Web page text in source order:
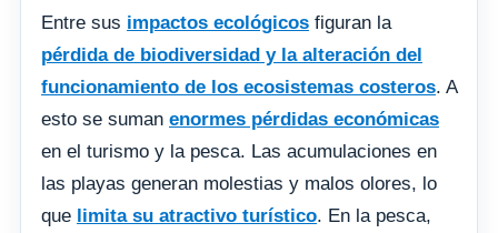
Entre sus impactos ecológicos figuran la
pérdida de biodiversidad y la alteración del
funcionamiento de los ecosistemas costeros. A
esto se suman enormes pérdidas económicas
en el turismo y la pesca. Las acumulaciones en
las playas generan molestias y malos olores, lo
que limita su atractivo turístico. En la pesca,